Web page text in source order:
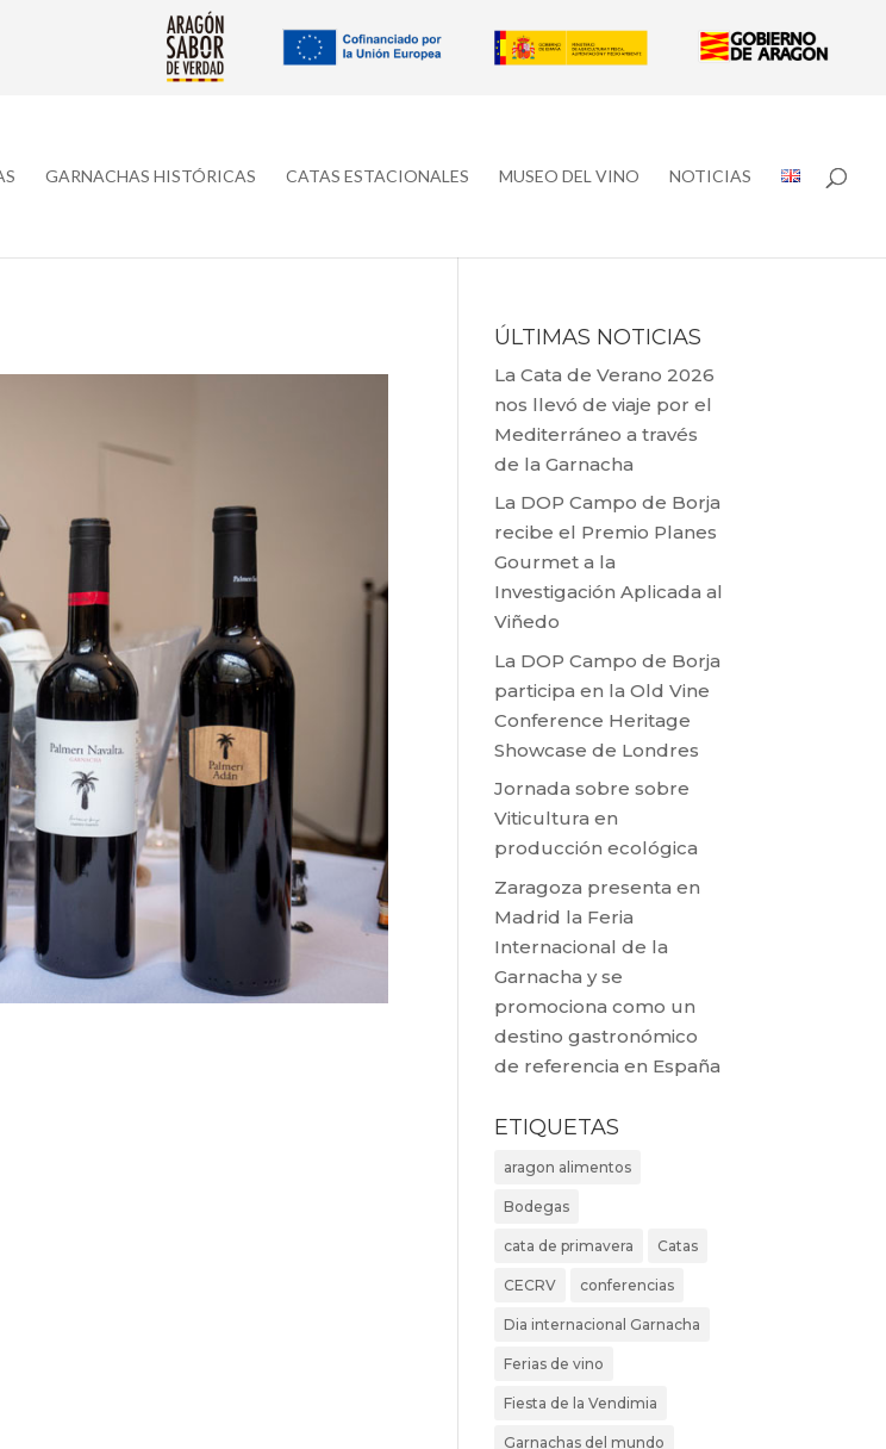
GARNACHAS HISTÓRICAS CATAS ESTACIONALES MUSEO DEL VINO NOTICIAS
ÚLTIMAS NOTICIAS
La Cata de Verano 2026
nos llevó de viaje por el
Mediterráneo a través
de la Garnacha
La DOP Campo de Borja
recibe el Premio Planes
Gourmet a la
Investigación Aplicada al
Viñedo
La DOP Campo de Borja
participa en la Old Vine
Conference Heritage
Showcase de Londres
Jornada sobre sobre
Viticultura en
producción ecológica
Zaragoza presenta en
Madrid la Feria
Internacional de la
Garnacha y se
promociona como un
destino gastronómico
de referencia en España
ETIQUETAS
aragon alimentos
Bodegas
cata de primavera Catas
CECRV conferencias
Dia internacional Garnacha
Ferias de vino
Fiesta de la Vendimia
Garnachas del mundo